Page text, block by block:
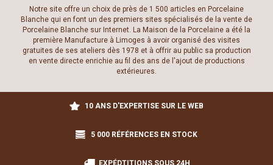
Notre site offre un choix de près de 1 500 articles en Porcelaine
Blanche qui en font un des premiers sites spécialisés de la vente de
Porcelaine Blanche sur Internet. La Maison de la Porcelaine a été la
première Manufacture à Limoges à avoir organisé des visites
gratuites de ses ateliers dès 1978 et à offrir au public sa production
en vente directe enrichie au fil des ans de l'ajout de productions
extérieures.
10 ANS D'EXPERTISE SUR LE WEB
5 000 RÉFÉRENCES EN STOCK
EXPÉDTITIONS SOUS 24H